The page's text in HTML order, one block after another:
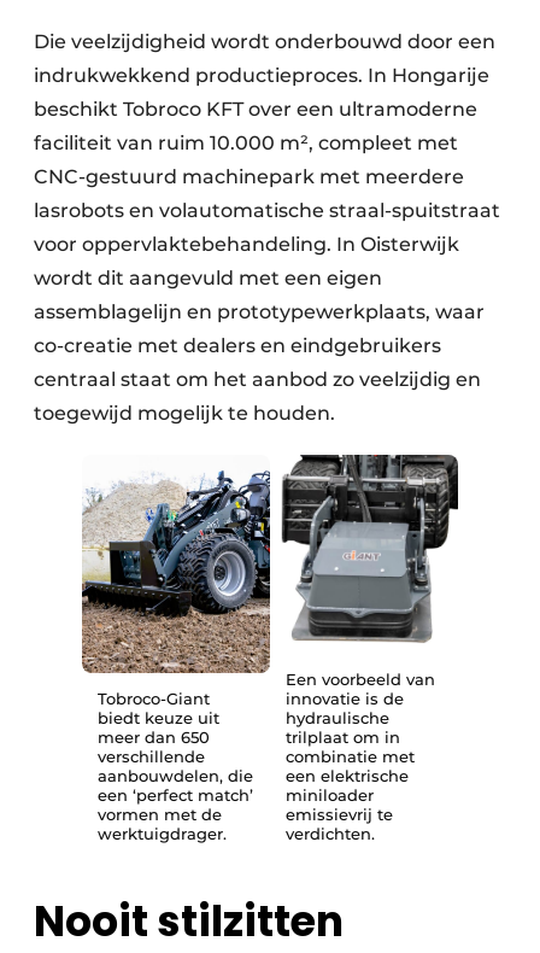
Die veelzijdigheid wordt onderbouwd door een
indrukwekkend productieproces. In Hongarije
beschikt Tobroco KFT over een ultramoderne
faciliteit van ruim 10.000 m², compleet met
CNC-gestuurd machinepark met meerdere
lasrobots en volautomatische straal-spuitstraat
voor oppervlaktebehandeling. In Oisterwijk
wordt dit aangevuld met een eigen
assemblagelijn en prototypewerkplaats, waar
co-creatie met dealers en eindgebruikers
centraal staat om het aanbod zo veelzijdig en
toegewijd mogelijk te houden.
Tobroco-Giant
biedt keuze uit
meer dan 650
verschillende
aanbouwdelen, die
een ‘perfect match’
vormen met de
werktuigdrager.
Een voorbeeld van
innovatie is de
hydraulische
trilplaat om in
combinatie met
een elektrische
miniloader
emissievrij te
verdichten.
Nooit stilzitten